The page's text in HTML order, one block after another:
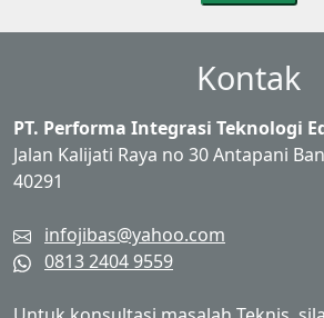
Kontak
PT. Performa Integrasi Teknologi
Jalan Kalijati Raya no 30 Antapani
40291
infojibas@yahoo.com
0813 2404 9559